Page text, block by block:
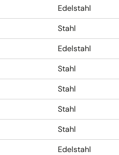
Edelstahl
Stahl
Edelstahl
Stahl
Stahl
Stahl
Stahl
Edelstahl